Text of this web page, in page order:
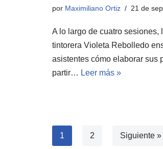
por Maximiliano Ortiz 21 de
A lo largo de cuatro sesiones,
tintorera Violeta Rebolledo
asistentes cómo elaborar sus
partir… Leer más »
1 2 Siguiente »